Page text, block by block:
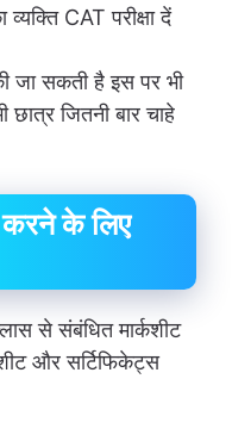
CAT परीक्षा दें
जा सकती है इस पर भी
छात्र जितनी बार चाहे
करने के लिए
से संबंधित मार्कशीट
और सर्टिफिकेट्स